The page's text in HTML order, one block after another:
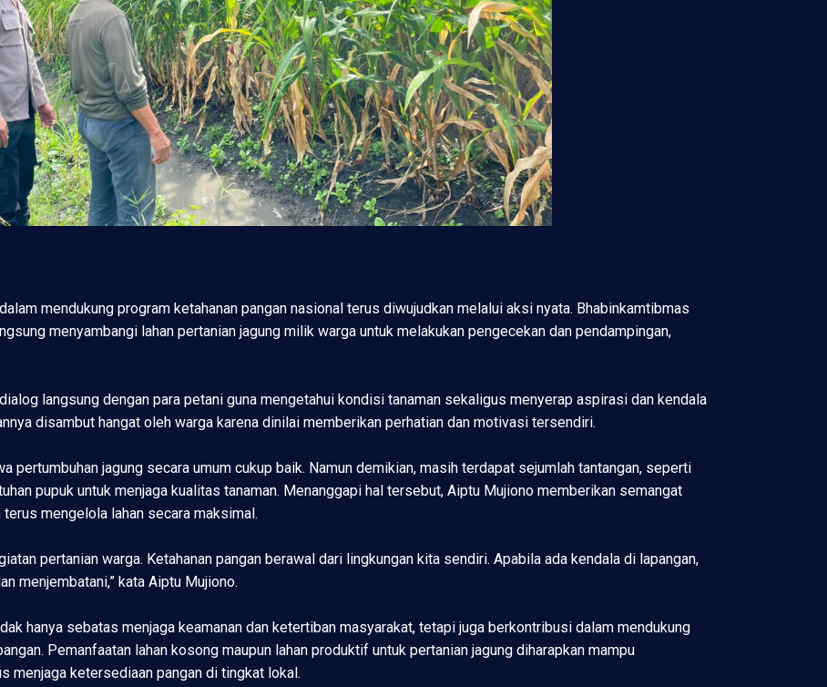
mendukung program ketahanan pangan nasional terus diwujudkan melalui aksi nyata. Bhabinkamtibmas
menyambangi lahan pertanian jagung milik warga untuk melakukan pengecekan dan pendampingan,
langsung dengan para petani guna mengetahui kondisi tanaman sekaligus menyerap aspirasi dan kendala
disambut hangat oleh warga karena dinilai memberikan perhatian dan motivasi tersendiri.
pertumbuhan jagung secara umum cukup baik. Namun demikian, masih terdapat sejumlah tantangan, seperti
pupuk untuk menjaga kualitas tanaman. Menanggapi hal tersebut, Aiptu Mujiono memberikan semangat
mengelola lahan secara maksimal.
pertanian warga. Ketahanan pangan berawal dari lingkungan kita sendiri. Apabila ada kendala di lapangan,
menjembatani,” kata Aiptu Mujiono.
hanya sebatas menjaga keamanan dan ketertiban masyarakat, tetapi juga berkontribusi dalam mendukung
Pemanfaatan lahan kosong maupun lahan produktif untuk pertanian jagung diharapkan mampu
menjaga ketersediaan pangan di tingkat lokal.